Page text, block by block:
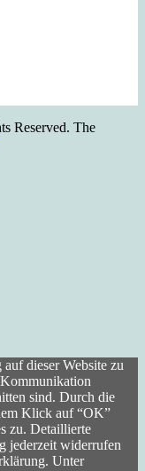
Reserved. The
dieser Website zu
sind. Durch die
Klick auf “OK”
zu. Detaillierte
jederzeit widerrufen
Unter